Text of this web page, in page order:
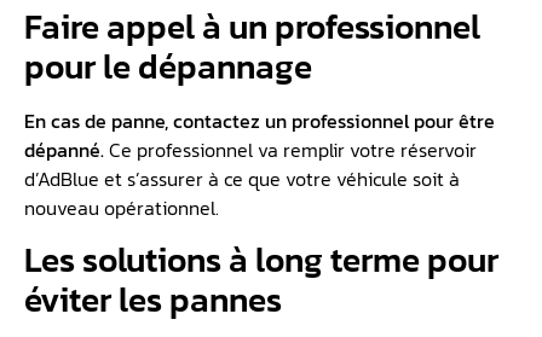
Faire appel à un professionnel
pour le dépannage
En cas de panne, contactez un professionnel pour être
dépanné.Ce professionnel va remplir votre réservoir
d’AdBlue et s’assurer à ce que votre véhicule soit à
nouveau opérationnel.
Les solutions à long terme pour
éviter les pannes